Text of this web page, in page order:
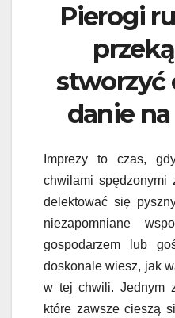
Pierogi
stworzyć
danie
Imprezy to czas,
chwilami spędzonymi
delektować się
niezapomniane
gospodarzem lub
doskonale wiesz, jak
w tej chwili. Jednym
które zawsze cieszą